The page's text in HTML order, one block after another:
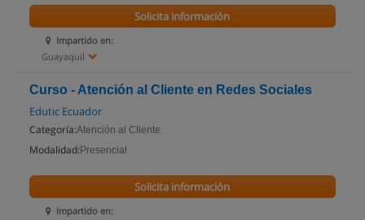
Impartido en:
Guayaquil
Solicita información
Curso - Atención al Cliente en Redes Sociales
Edutic Ecuador
Categoría:Atención al Cliente
Modalidad: Presencial
Impartido en:
Solicita información